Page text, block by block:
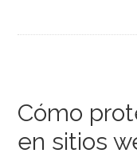
Cómo
en sitios